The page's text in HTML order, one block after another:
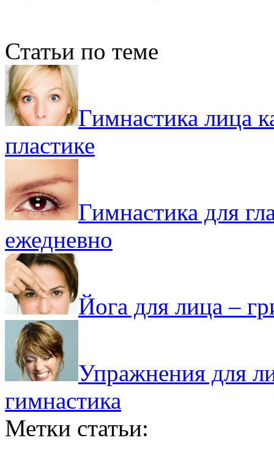
Статьи по теме
Гимнастика лица
пластике
Гимнастика для
ежедневно
Йога для лица –
Упражнения для
гимнастика
Метки статьи: